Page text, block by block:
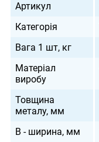
Артикул
Категорія
Вага 1 шт, кг
Матеріал
виробу
Товщина
металу, мм
B - ширина, мм